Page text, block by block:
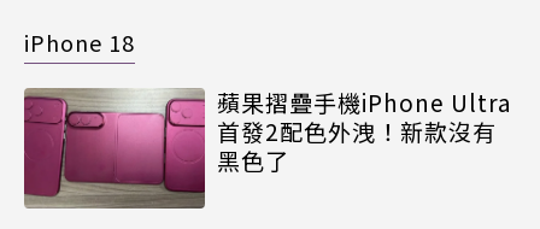
iPhone 18
蘋果摺疊手機iPhone Ultra
首發2配色外洩！新款沒有
黑色了